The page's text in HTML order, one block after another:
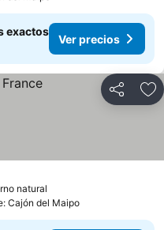
exactos
Ver precios
Compartir
natural
Cajón del Maipo